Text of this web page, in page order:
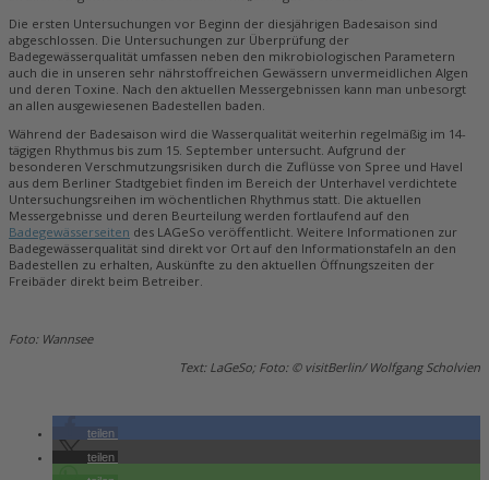
Die ersten Untersuchungen vor Beginn der diesjährigen Badesaison sind
abgeschlossen. Die Untersuchungen zur Überprüfung der
Badegewässerqualität umfassen neben den mikrobiologischen Parametern
auch die in unseren sehr nährstoffreichen Gewässern unvermeidlichen Algen
und deren Toxine. Nach den aktuellen Messergebnissen kann man unbesorgt
an allen ausgewiesenen Badestellen baden.
Während der Badesaison wird die Wasserqualität weiterhin regelmäßig im 14-
tägigen Rhythmus bis zum 15. September untersucht. Aufgrund der
besonderen Verschmutzungsrisiken durch die Zuflüsse von Spree und Havel
aus dem Berliner Stadtgebiet finden im Bereich der Unterhavel verdichtete
Untersuchungsreihen im wöchentlichen Rhythmus statt. Die aktuellen
Messergebnisse und deren Beurteilung werden fortlaufend auf den
Badegewässerseiten des LAGeSo veröffentlicht. Weitere Informationen zur
Badegewässerqualität sind direkt vor Ort auf den Informationstafeln an den
Badestellen zu erhalten, Auskünfte zu den aktuellen Öffnungszeiten der
Freibäder direkt beim Betreiber.
Foto: Wannsee
Text: LaGeSo; Foto: © visitBerlin/ Wolfgang Scholvien
teilen
teilen